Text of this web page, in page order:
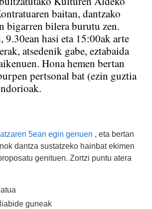
baitan, dantzako
bigarren bilera burutu zen.
hasi eta 15:00ak arte
atsedenik gabe, eztabaida
Hona hemen bertan
pertsonal bat (ezin guztia
5ean egin genuen , eta bertan
dantza sustatzeko hainbat ekimen
genituen. Zortzi puntu atera
guneak